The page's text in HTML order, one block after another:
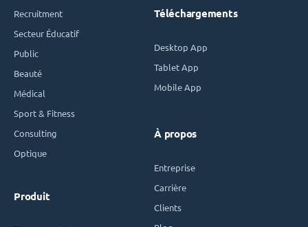
Recruitment
Secteur Éducatif
Public
Beauté
Médical
Sport & Fitness
Consulting
Optique
Produit
Téléchargements
Desktop App
Tablet App
Mobile App
À propos
Entreprise
Carrière
Clients